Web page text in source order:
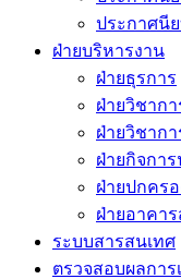
ประกาศนี
ฝ่ายบริหารงาน
ฝ่ายธุรการ
ฝ่ายวิชากา
ฝ่ายวิชากา
ฝ่ายกิจกา
ฝ่ายปกครอ
ฝ่ายอาคา
ระบบสารสนเทศ
ตรวจสอบผลการ